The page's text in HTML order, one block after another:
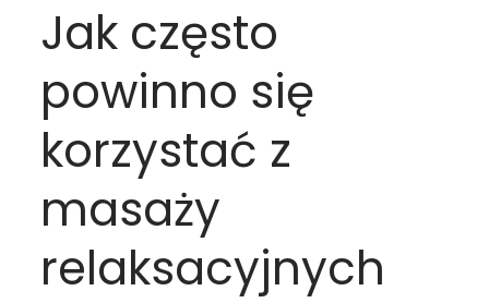
Jak często
powinno się
korzystać z
masaży
relaksacyjnych